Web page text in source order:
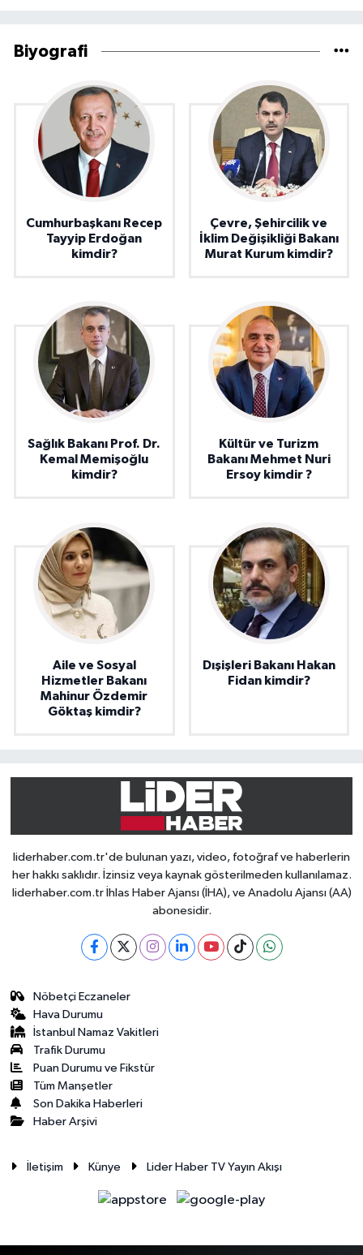
Biyografi
Cumhurbaşkanı Recep
Tayyip Erdoğan
kimdir?
Çevre, Şehircilik ve
İklim Değişikliği Bakanı
Murat Kurum kimdir?
Sağlık Bakanı Prof. Dr.
Kemal Memişoğlu
kimdir?
Kültür ve Turizm
Bakanı Mehmet Nuri
Ersoy kimdir ?
Aile ve Sosyal
Hizmetler Bakanı
Mahinur Özdemir
Göktaş kimdir?
Dışişleri Bakanı Hakan
Fidan kimdir?
liderhaber.com.tr'de bulunan yazı, video, fotoğraf ve haberlerin
her hakkı saklıdır. İzinsiz veya kaynak gösterilmeden kullanılamaz.
liderhaber.com.tr İhlas Haber Ajansı (İHA), ve Anadolu Ajansı (AA)
abonesidir.
Nöbetçi Eczaneler
Hava Durumu
İstanbul Namaz Vakitleri
Trafik Durumu
Puan Durumu ve Fikstür
Tüm Manşetler
Son Dakika Haberleri
Haber Arşivi
İletişim Künye Lider Haber TV Yayın Akışı